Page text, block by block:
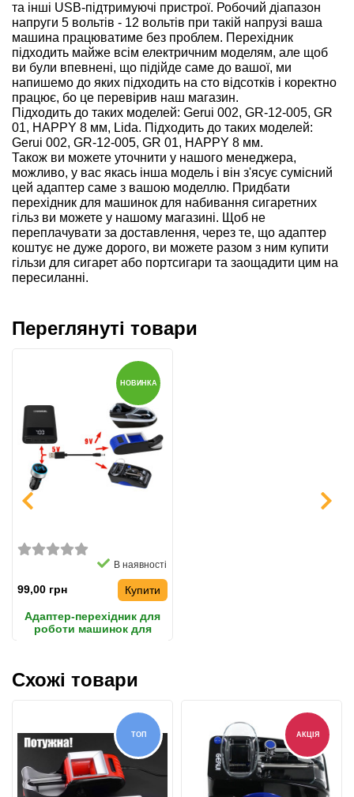
та інші USB-підтримуючі пристрої. Робочий діапазон
напруги 5 вольтів - 12 вольтів при такій напрузі ваша
машина працюватиме без проблем. Перехідник
підходить майже всім електричним моделям, але щоб
ви були впевнені, що підійде саме до вашої, ми
напишемо до яких підходить на сто відсотків і коректно
працює, бо це перевірив наш магазин.
Підходить до таких моделей: Gerui 002, GR-12-005, GR
01, HAPPY 8 мм, Lida. Підходить до таких моделей:
Gerui 002, GR-12-005, GR 01, HAPPY 8 мм.
Також ви можете уточнити у нашого менеджера,
можливо, у вас якась інша модель і він з'ясує сумісний
цей адаптер саме з вашою моделлю. Придбати
перехідник для машинок для набивання сигаретних
гільз ви можете у нашому магазині. Щоб не
переплачувати за доставлення, через те, що адаптер
коштує не дуже дорого, ви можете разом з ним купити
гільзи для сигарет або портсигари та заощадити цим на
пересиланні.
Переглянуті товари
НОВИНКА
В наявності
99,00 грн Купити
Адаптер-перехідник для
роботи машинок для
Схожі товари
ТОП АКЦІЯ